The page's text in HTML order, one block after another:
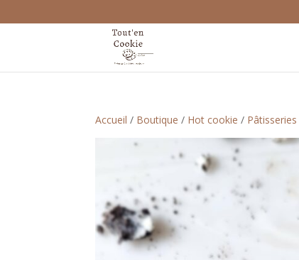
Accueil / Boutique / Hot cookie / Pâtisseries